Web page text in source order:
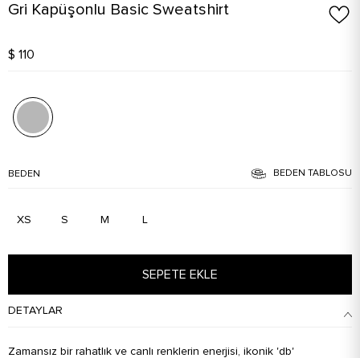
Gri Kapüşonlu Basic Sweatshirt
$ 110
BEDEN BEDEN TABLOSU
XS S M L
SEPETE EKLE
DETAYLAR
Zamansız bir rahatlık ve canlı renklerin enerjisi, ikonik 'db'